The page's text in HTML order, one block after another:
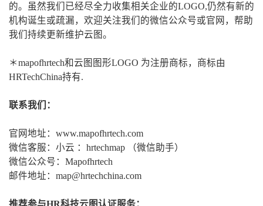
的。虽然我们已经尽全力收集相关企业的LOGO,仍然有新的
机构诞生或疏漏，欢迎关注我们的微信公众号或官网，帮助
我们持续更新维护云图。
＊mapofhrtech和云图图形LOGO 为注册商标，商标由
HRTechChina持有.
联系我们：
官网地址：www.mapofhrtech.com
微信客服：小云 ：hrtechmap （微信助手）
微信公众号：Mapofhrtech
邮件地址：map@hrtechchina.com